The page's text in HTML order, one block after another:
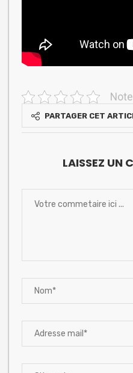
PARTAGER CET
LAISSEZ UN